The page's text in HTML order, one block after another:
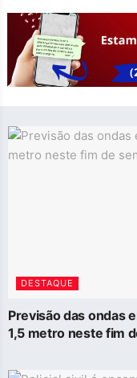
DESTAQUE
Previsão das ondas
1,5 metro neste fim